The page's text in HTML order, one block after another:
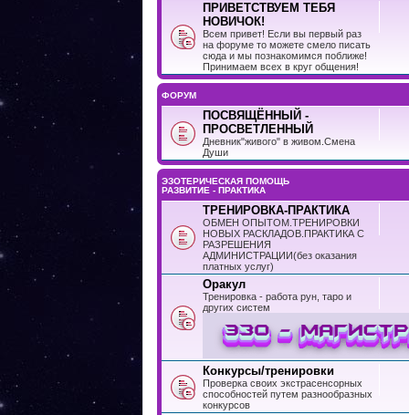
ПРИВЕТСТВУЕМ ТЕБЯ
НОВИЧОК!
Всем привет! Если вы первый раз
на форуме то можете смело писать
сюда и мы познакомимся поближе!
Принимаем всех в круг общения!
ФОРУМ
ПОСВЯЩЁННЫЙ -
ПРОСВЕТЛЕННЫЙ
Дневник"живого" в живом.Смена
Души
ЭЗОТЕРИЧЕСКАЯ ПОМОЩЬ
РАЗВИТИЕ - ПРАКТИКА
ТРЕНИРОВКА-ПРАКТИКА
ОБМЕН ОПЫТОМ.ТРЕНИРОВКИ
НОВЫХ РАСКЛАДОВ.ПРАКТИКА С
РАЗРЕШЕНИЯ
АДМИНИСТРАЦИИ(без оказания
платных услуг)
Оракул
Тренировка - работа рун, таро и
других систем
Конкурсы/тренировки
Проверка своих экстрасенсорных
способностей путем разнообразных
конкурсов